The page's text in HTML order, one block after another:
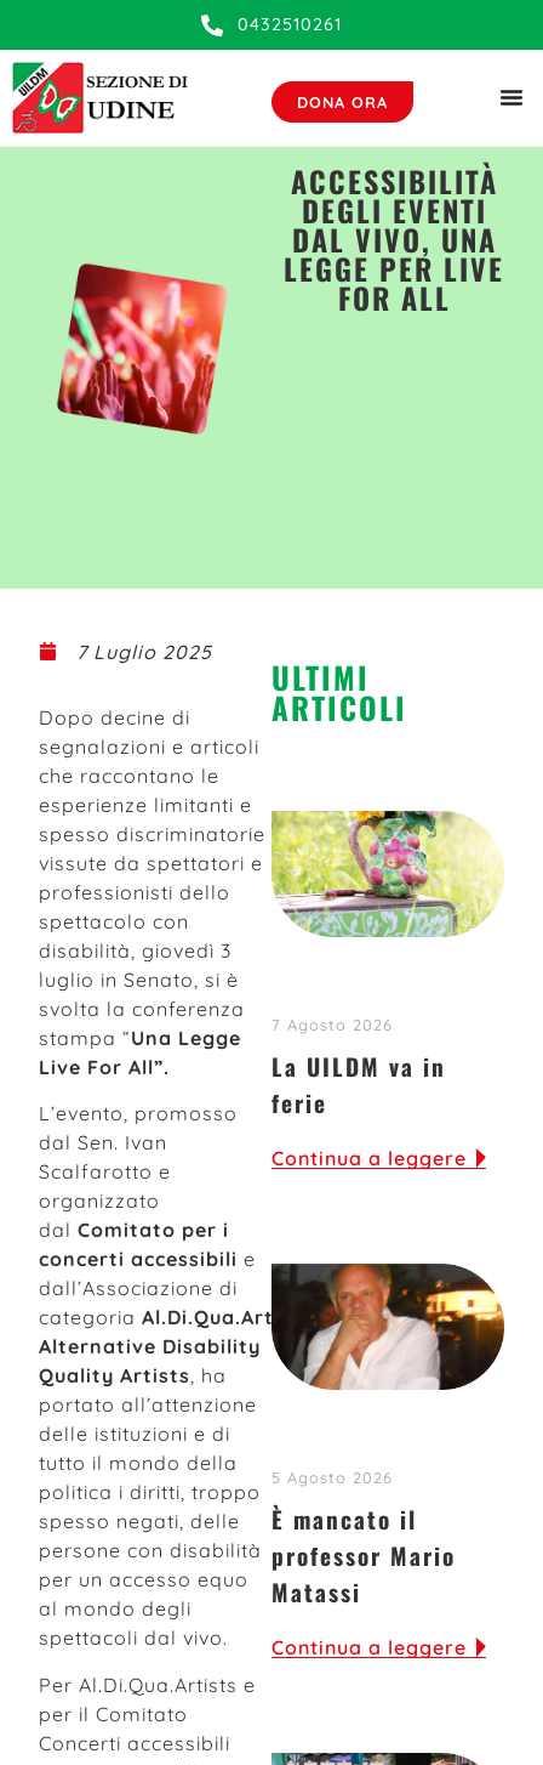
0432510261
DONA ORA
ACCESSIBILITÀ
DEGLI EVENTI
DAL VIVO, UNA
LEGGE PER LIVE
FOR ALL
7 Luglio 2025
Dopo decine di
segnalazioni e articoli
che raccontano le
esperienze limitanti e
spesso discriminatorie
vissute da spettatori e
professionisti dello
spettacolo con
disabilità, giovedì 3
luglio in Senato, si è
svolta la conferenza
stampa “Una Legge
Live For All”.
L’evento, promosso
dal Sen. Ivan
Scalfarotto e
organizzato
dal Comitato per i
concerti accessibili e
dall’Associazione di
categoria Al.Di.Qua.Artists –
Alternative Disability
Quality Artists, ha
portato all’attenzione
delle istituzioni e di
tutto il mondo della
politica i diritti, troppo
spesso negati, delle
persone con disabilità
per un accesso equo
al mondo degli
spettacoli dal vivo.
Per Al.Di.Qua.Artists e
per il Comitato
Concerti accessibili
ULTIMI
ARTICOLI
7 Agosto 2026
La UILDM va in
ferie
Continua a leggere
5 Agosto 2026
È mancato il
professor Mario
Matassi
Continua a leggere